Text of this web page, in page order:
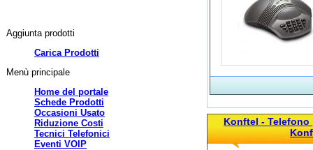
Aggiunta prodotti
Carica Prodotti
Menù principale
Home del portale
Schede Prodotti
Occasioni Usato
Riduzione Costi
Tecnici Telefonici
Eventi VOIP
Konftel -